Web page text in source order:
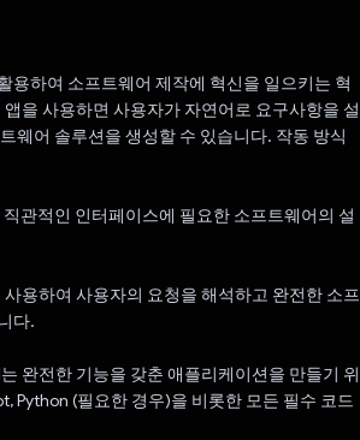
용하여 소프트웨어 제작에 혁신을 일으키는 혁
을 사용하면 사용자가 자연어로 요구사항을 설
웨어 솔루션을 생성할 수 있습니다. 작동 방식
관적인 인터페이스에 필요한 소프트웨어의 설
용하여 사용자의 요청을 해석하고 완전한 소프
다.
완전한 기능을 갖춘 애플리케이션을 만들기 위
Python (필요한 경우)을 비롯한 모든 필수 코드